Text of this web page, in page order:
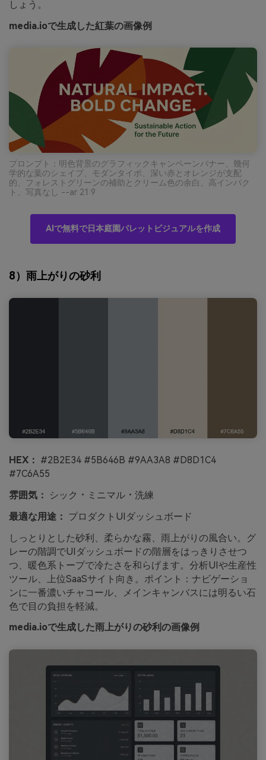
しょう。
media.ioで生成した紅葉の画像例
プロンプト：明色背景のグラフィックキャンペーンバナー、幾何
学的な葉のシェイプ、モダンタイポ、深い赤とオレンジが支配
的、フォレストグリーンの補助とクリーム色の余白、高インパク
ト、写真なし --ar 21:9
AIで無料で日本庭園パレットビジュアルを作成
8）雨上がりの砂利
HEX： #2B2E34 #5B646B #9AA3A8 #D8D1C4
#7C6A55
雰囲気：
シック・ミニマル・洗練
最適な用途： プロダクトUIダッシュボード
しっとりとした砂利、柔らかな霧、雨上がりの風合い。グ
レーの階調でUIダッシュボードの階層をはっきりさせつ
つ、暖色系トープで冷たさを和らげます。分析UIや生産性
ツール、上位SaaSサイト向き。ポイント：ナビゲーショ
ンに一番濃いチャコール、メインキャンバスには明るい石
色で目の負担を軽減。
media.ioで生成した雨上がりの砂利の画像例